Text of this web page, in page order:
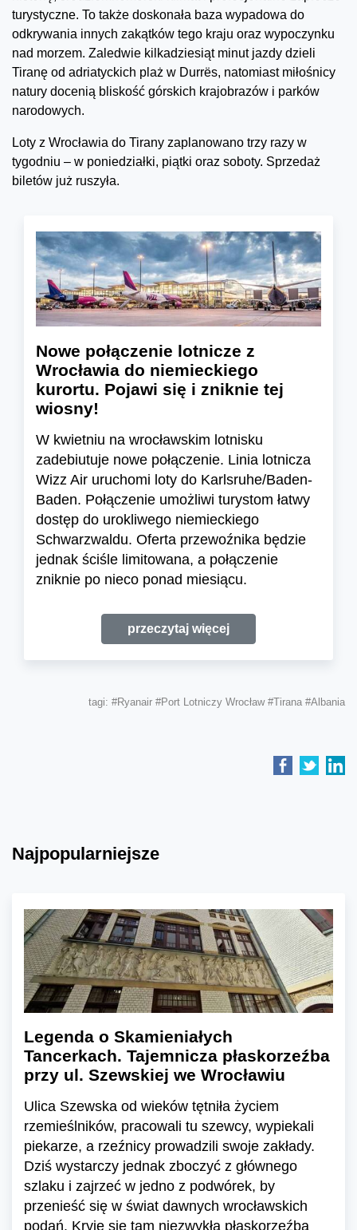
turystyczne. To także doskonała baza wypadowa do
odkrywania innych zakątków tego kraju oraz wypoczynku
nad morzem. Zaledwie kilkadziesiąt minut jazdy dzieli
Tiranę od adriatyckich plaż w Durrës, natomiast miłośnicy
natury docenią bliskość górskich krajobrazów i parków
narodowych.
Loty z Wrocławia do Tirany zaplanowano trzy razy w
tygodniu – w poniedziałki, piątki oraz soboty. Sprzedaż
biletów już ruszyła.
Nowe połączenie lotnicze z
Wrocławia do niemieckiego
kurortu. Pojawi się i zniknie tej
wiosny!
W kwietniu na wrocławskim lotnisku
zadebiutuje nowe połączenie. Linia lotnicza
Wizz Air uruchomi loty do Karlsruhe/Baden-
Baden. Połączenie umożliwi turystom łatwy
dostęp do urokliwego niemieckiego
Schwarzwaldu. Oferta przewoźnika będzie
jednak ściśle limitowana, a połączenie
zniknie po nieco ponad miesiącu.
przeczytaj więcej
tagi: #Ryanair #Port Lotniczy Wrocław #Tirana #Albania
Najpopularniejsze
Legenda o Skamieniałych
Tancerkach. Tajemnicza płaskorzeźba
przy ul. Szewskiej we Wrocławiu
Ulica Szewska od wieków tętniła życiem
rzemieślników, pracowali tu szewcy, wypiekali
piekarze, a rzeźnicy prowadzili swoje zakłady.
Dziś wystarczy jednak zboczyć z głównego
szlaku i zajrzeć w jedno z podwórek, by
przenieść się w świat dawnych wrocławskich
podań. Kryje się tam niezwykła płaskorzeźba